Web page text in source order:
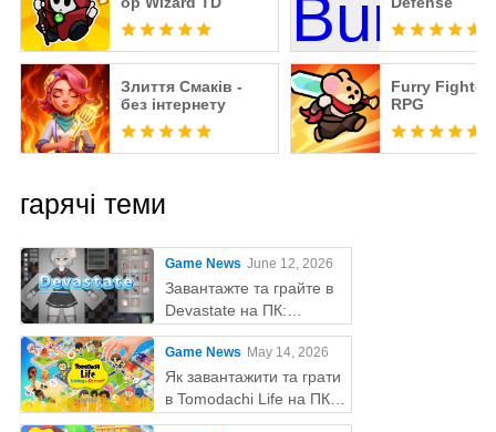
Злиття Смаків -
без інтернету
Furry
RPG
гарячі теми
Game News June 12, 2026
Завантажте та грайте в
Devastate на ПК:
остаточний ігровий гайд
з MEmu Play
Game News May 14, 2026
Як завантажити та грати
в Tomodachi Life на ПК
за допомогою MEmu